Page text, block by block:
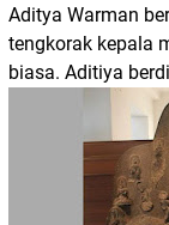
Aditya Warman
tengkorak kepala
biasa. Aditiya